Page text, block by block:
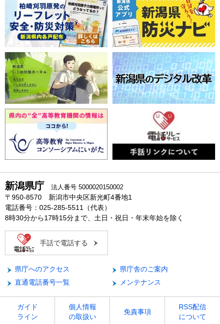
新潟県庁 法人番号 5000020150002
〒950-8570 新潟市中央区新光町4番地1
電話番号：025-285-5511（代表）
8時30分から17時15分まで、土日・祝日・年末年始を除く
手話で電話する
県庁へのアクセス
県庁舎のご案内
直通電話番号一覧
メンテナンス
ガイド
ライン
個人情報
の取扱い
免責事項
RSS配信
について